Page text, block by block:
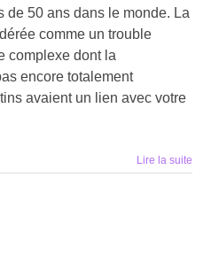
de 50 ans dans le monde. La
comme un trouble
complexe dont la
encore totalement
avaient un lien avec votre
Lire la suite